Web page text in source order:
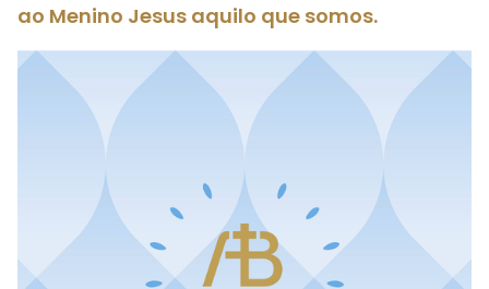
ao Menino Jesus aquilo que somos.